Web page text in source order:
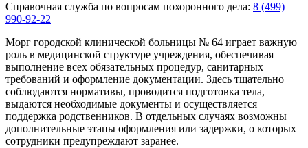
Справочная служба по вопросам похоронного дела: 8 (499)
990-92-22
Морг городской клинической больницы № 64 играет важную
роль в медицинской структуре учреждения, обеспечивая
выполнение всех обязательных процедур, санитарных
требований и оформление документации. Здесь тщательно
соблюдаются нормативы, проводится подготовка тела,
выдаются необходимые документы и осуществляется
поддержка родственников. В отдельных случаях возможны
дополнительные этапы оформления или задержки, о которых
сотрудники предупреждают заранее.